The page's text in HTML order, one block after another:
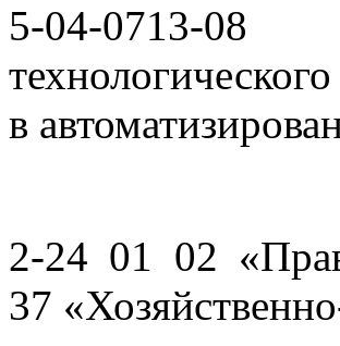
5-04-0713-
в
2-24 01 02
37